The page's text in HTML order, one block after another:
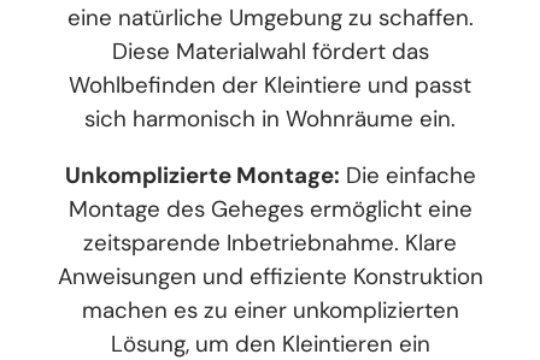
eine natürliche Umgebung zu schaffen.
Diese Materialwahl fördert das
Wohlbefinden der Kleintiere und passt
sich harmonisch in Wohnräume ein.
Unkomplizierte Montage: Die einfache
Montage des Geheges ermöglicht eine
zeitsparende Inbetriebnahme. Klare
Anweisungen und effiziente Konstruktion
machen es zu einer unkomplizierten
Lösung, um den Kleintieren ein